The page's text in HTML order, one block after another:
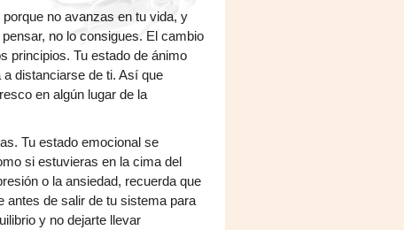
no avanzas en tu vida, y
no lo consigues. El cambio
principios. Tu estado de ánimo
distanciarse de ti. Así que
en algún lugar de la
Tu estado emocional se
si estuvieras en la cima del
o la ansiedad, recuerda que
antes de salir de tu sistema para
y no dejarte llevar